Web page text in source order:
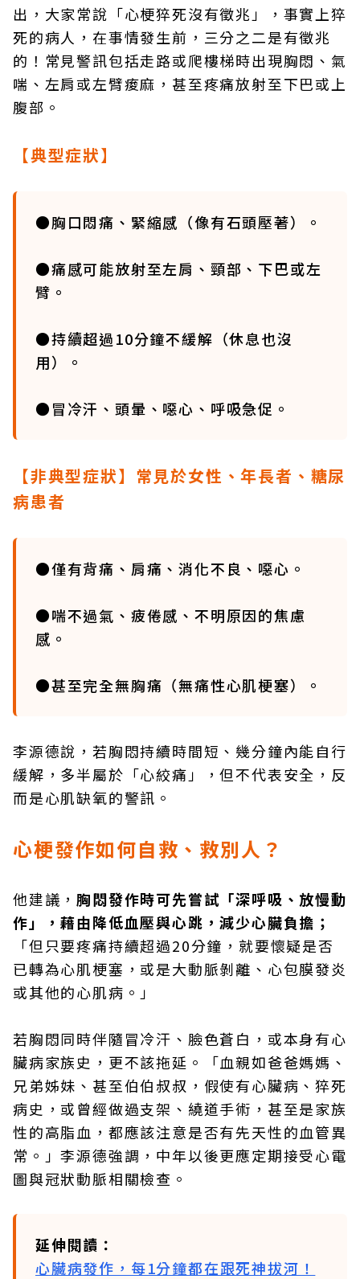
出，大家常說「心梗猝死沒有徵兆」，事實上猝
死的病人，在事情發生前，三分之二是有徵兆
的！常見警訊包括走路或爬樓梯時出現胸悶、氣
喘、左肩或左臂痠麻，甚至疼痛放射至下巴或上
腹部。
【典型症狀】
●胸口悶痛、緊縮感（像有石頭壓著）。
●痛感可能放射至左肩、頸部、下巴或左
臂。
●持續超過10分鐘不緩解（休息也沒
用）。
●冒冷汗、頭暈、噁心、呼吸急促。
【非典型症狀】常見於女性、年長者、糖尿
病患者
●僅有背痛、肩痛、消化不良、噁心。
●喘不過氣、疲倦感、不明原因的焦慮
感。
●甚至完全無胸痛（無痛性心肌梗塞）。
李源德說，若胸悶持續時間短、幾分鐘內能自行
緩解，多半屬於「心絞痛」，但不代表安全，反
而是心肌缺氧的警訊。
心梗發作如何自救、救別人？
他建議，胸悶發作時可先嘗試「深呼吸、放慢動
作」，藉由降低血壓與心跳，減少心臟負擔；
「但只要疼痛持續超過20分鐘，就要懷疑是否
已轉為心肌梗塞，或是大動脈剝離、心包膜發炎
或其他的心肌病。」
若胸悶同時伴隨冒冷汗、臉色蒼白，或本身有心
臟病家族史，更不該拖延。「血親如爸爸媽媽、
兄弟姊妹、甚至伯伯叔叔，假使有心臟病、猝死
病史，或曾經做過支架、繞道手術，甚至是家族
性的高脂血，都應該注意是否有先天性的血管異
常。」李源德強調，中年以後更應定期接受心電
圖與冠狀動脈相關檢查。
延伸閱讀：
心臟病發作，每1分鐘都在跟死神拔河！